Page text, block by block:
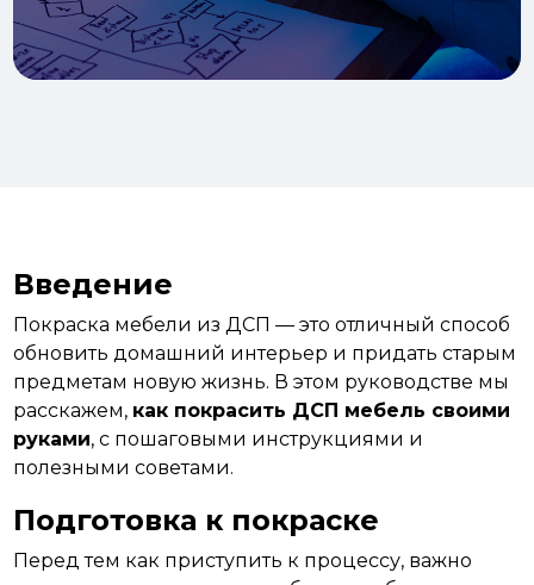
Введение
Покраска мебели из ДСП — это отличный способ
обновить домашний интерьер и придать старым
предметам новую жизнь. В этом руководстве мы
расскажем, как покрасить ДСП мебель своими
руками, с пошаговыми инструкциями и
полезными советами.
Подготовка к покраске
Перед тем как приступить к процессу, важно